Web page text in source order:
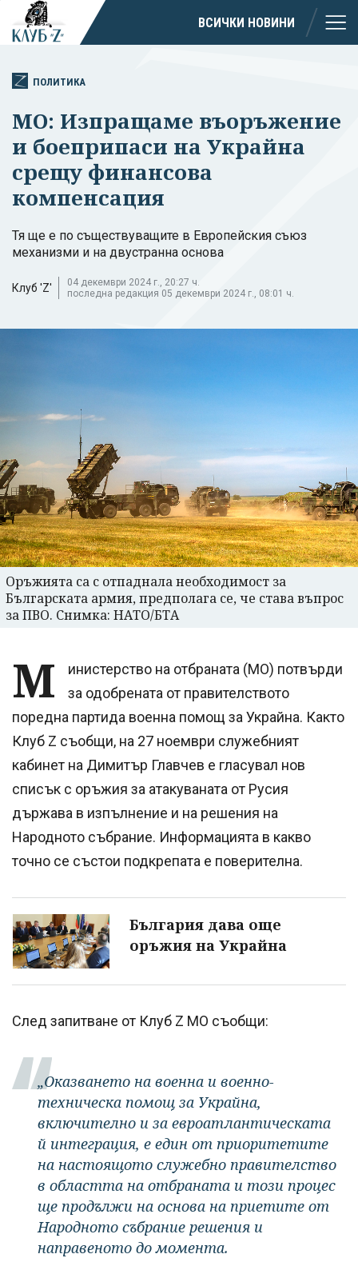
ВСИЧКИ НОВИНИ
ПОЛИТИКА
МО: Изпращаме въоръжение
и боеприпаси на Украйна
срещу финансова
компенсация
Тя ще е по съществуващите в Европейския съюз
механизми и на двустранна основа
Клуб 'Z'
04 декември 2024 г., 20:27 ч.
последна редакция 05 декември 2024 г., 08:01 ч.
Оръжията са с отпаднала необходимост за
Българската армия, предполага се, че става въпрос
за ПВО. Снимка: НАТО/БТА
М
инистерство на отбраната (МО) потвърди
за одобрената от правителството
поредна партида военна помощ за Украйна. Както
Клуб Z съобщи, на 27 ноември служебният
кабинет на Димитър Главчев е гласувал нов
списък с оръжия за атакуваната от Русия
държава в изпълнение и на решения на
Народното събрание. Информацията в какво
точно се състои подкрепата е поверителна.
България дава още
оръжия на Украйна
След запитване от Клуб Z MO съобщи:
„Оказването на военна и военно-
техническа помощ за Украйна,
включително и за евроатлантическата
й интеграция, е един от приоритетите
на настоящото служебно правителство
в областта на отбраната и този процес
ще продължи на основа на приетите от
Народното събрание решения и
направеното до момента.